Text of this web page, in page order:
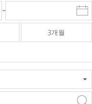
~
종
료
선
3개월